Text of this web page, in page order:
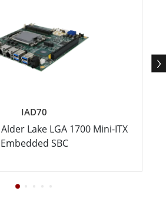
IAD70
Lake LGA 1700 Mini-ITX
Embedded SBC